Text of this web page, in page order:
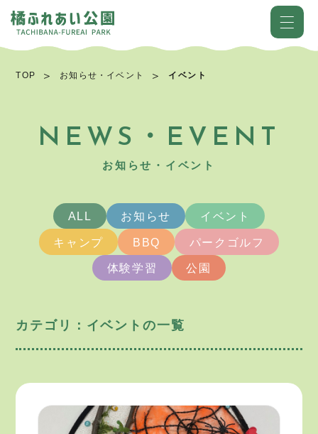
TOP お知らせ・イベント イベント
NEWS・EVENT
お知らせ・イベント
ALL お知らせ イベント
キャンプ BBQ パークゴルフ
体験学習 公園
カテゴリ：イベントの一覧